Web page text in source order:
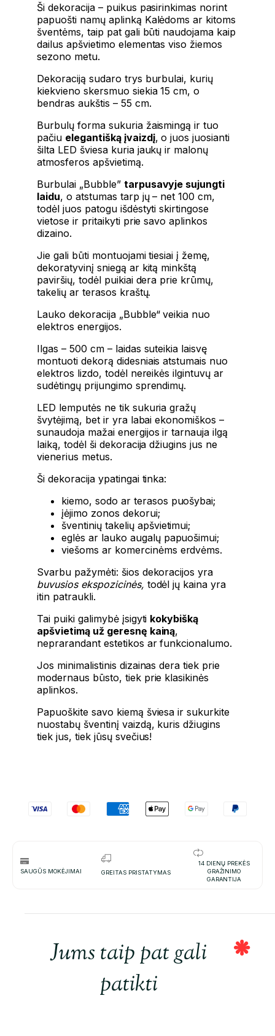
Ši dekoracija – puikus pasirinkimas norint
papuošti namų aplinką Kalėdoms ar kitoms
šventėms, taip pat gali būti naudojama kaip
dailus apšvietimo elementas viso žiemos
sezono metu.
Dekoraciją sudaro trys burbulai, kurių
kiekvieno skersmuo siekia 15 cm, o
bendras aukštis – 55 cm.
Burbulų forma sukuria žaismingą ir tuo
pačiu elegantišką įvaizdį, o juos juosianti
šilta LED šviesa kuria jaukų ir malonų
atmosferos apšvietimą.
Burbulai „Bubble” tarpusavyje sujungti
laidu, o atstumas tarp jų – net 100 cm,
todėl juos patogu išdėstyti skirtingose
vietose ir pritaikyti prie savo aplinkos
dizaino.
Jie gali būti montuojami tiesiai į žemę,
dekoratyvinį sniegą ar kitą minkštą
paviršių, todėl puikiai dera prie krūmų,
takelių ar terasos kraštų.
Lauko dekoracija „Bubble“ veikia nuo
elektros energijos.
Ilgas – 500 cm – laidas suteikia laisvę
montuoti dekorą didesniais atstumais nuo
elektros lizdo, todėl nereikės ilgintuvų ar
sudėtingų prijungimo sprendimų.
LED lemputės ne tik sukuria gražų
švytėjimą, bet ir yra labai ekonomiškos –
sunaudoja mažai energijos ir tarnauja ilgą
laiką, todėl ši dekoracija džiugins jus ne
vienerius metus.
Ši dekoracija ypatingai tinka:
kiemo, sodo ar terasos puošybai;
įėjimo zonos dekorui;
šventinių takelių apšvietimui;
eglės ar lauko augalų papuošimui;
viešoms ar komercinėms erdvėms.
Svarbu pažymėti: šios dekoracijos yra
buvusios ekspozicinės, todėl jų kaina yra
itin patraukli.
Tai puiki galimybė įsigyti kokybišką
apšvietimą už geresnę kainą,
neprarandant estetikos ar funkcionalumo.
Jos minimalistinis dizainas dera tiek prie
modernaus būsto, tiek prie klasikinės
aplinkos.
Papuoškite savo kiemą šviesa ir sukurkite
nuostabų šventinį vaizdą, kuris džiugins
tiek jus, tiek jūsų svečius!
SAUGŪS MOKĖJIMAI GREITAS PRISTATYMAS
14 DIENŲ PREKĖS
GRAŽINIMO
GARANTIJA
Jums taip pat gali
patikti